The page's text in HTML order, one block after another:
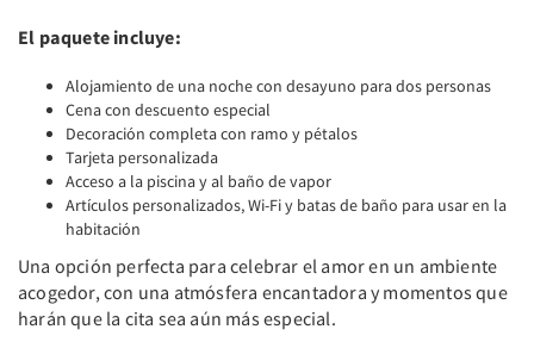
El paquete incluye:
Alojamiento de una noche con desayuno para dos personas
Cena con descuento especial
Decoración completa con ramo y pétalos
Tarjeta personalizada
Acceso a la piscina y al baño de vapor
Artículos personalizados, Wi-Fi y batas de baño para usar en la
habitación
Una opción perfecta para celebrar el amor en un ambiente
acogedor, con una atmósfera encantadora y momentos que
harán que la cita sea aún más especial.